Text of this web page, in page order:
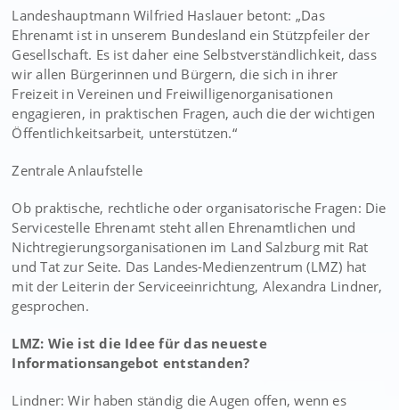
Landeshauptmann Wilfried Haslauer betont: „Das
Ehrenamt ist in unserem Bundesland ein Stützpfeiler der
Gesellschaft. Es ist daher eine Selbstverständlichkeit, dass
wir allen Bürgerinnen und Bürgern, die sich in ihrer
Freizeit in Vereinen und Freiwilligenorganisationen
engagieren, in praktischen Fragen, auch die der wichtigen
Öffentlichkeitsarbeit, unterstützen.“
Zentrale Anlaufstelle
Ob praktische, rechtliche oder organisatorische Fragen: Die
Servicestelle Ehrenamt steht allen Ehrenamtlichen und
Nichtregierungsorganisationen im Land Salzburg mit Rat
und Tat zur Seite. Das Landes-Medienzentrum (LMZ) hat
mit der Leiterin der Serviceeinrichtung, Alexandra Lindner,
gesprochen.
LMZ: Wie ist die Idee für das neueste
Informationsangebot entstanden?
Lindner: Wir haben ständig die Augen offen, wenn es